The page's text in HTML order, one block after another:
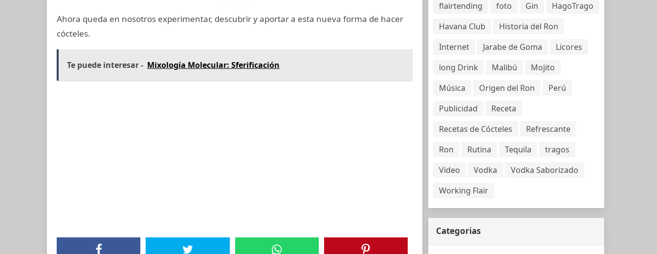
Ahora queda en nosotros experimentar, descubrir y aportar a esta nueva forma de hacer
cócteles.
Te puede interesar - Mixología Molecular: Sferificación
flairtending
foto Gin
HagoTrago
Havana Club
Historia del Ron
Internet
Jarabe de Goma
Licores
long Drink
Malibú
Mojito
Música
Origen del Ron
Perú
Publicidad
Receta
Recetas de Cócteles
Refrescante
Ron
Rutina Tequila
tragos
Video
Vodka
Vodka Saborizado
Working Flair
Categorias